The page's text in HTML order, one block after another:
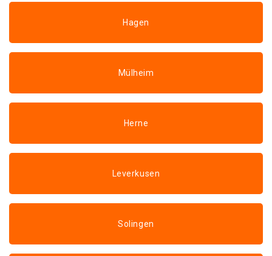
Hagen
Mülheim
Herne
Leverkusen
Solingen